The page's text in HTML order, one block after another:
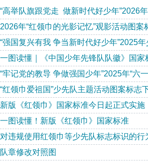
“高举队旗跟党走 做新时代好少年”2026
2026年“红领巾的光影记忆”观影活动图案
“强国复兴有我 争当新时代好少年”2025
一图读懂｜《中国少年先锋队队徽》国家
“牢记党的教导 争做强国少年”2025年“六
“红领巾爱祖国”少先队主题活动图案标志
新版《红领巾》国家标准今日起正式实施
一图读懂！新版《红领巾》国家标准
对违规使用红领巾等少先队标志标识的行
队章修改对照图